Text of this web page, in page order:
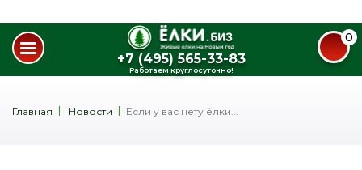
+7 (495) 565-33-83
Работаем круглосуточно!
0
Главная Новости Если у вас нету ёлки...